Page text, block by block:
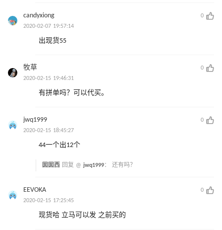
candyxiong
0
2020-02-07 19:57:14
出现货55
牧草
0
2020-02-15 19:46:31
有拼单吗？可以代买。
jwq1999
0
2020-02-15 18:45:27
44一个出12个
囡囡西 回复 @ jwq1999： 还有吗？
EEVOKA
0
2020-02-15 17:25:45
现货哈 立马可以发 之前买的